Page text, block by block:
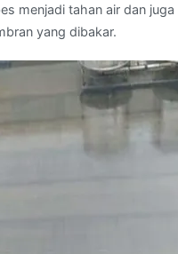
menjadi tahan air dan juga
yang dibakar.